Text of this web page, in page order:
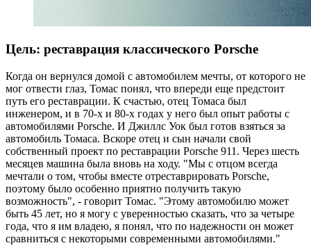
Цель: реставрация классического Porsche
Когда он вернулся домой с автомобилем мечты, от которого не
мог отвести глаз, Томас понял, что впереди еще предстоит
путь его реставрации. К счастью, отец Томаса был
инженером, и в 70-х и 80-х годах у него был опыт работы с
автомобилями Porsche. И Джиллс Уок был готов взяться за
автомобиль Томаса. Вскоре отец и сын начали свой
собственный проект по реставрации Porsche 911. Через шесть
месяцев машина была вновь на ходу. "Мы с отцом всегда
мечтали о том, чтобы вместе отреставрировать Porsche,
поэтому было особенно приятно получить такую
возможность", - говорит Томас. "Этому автомобилю может
быть 45 лет, но я могу с уверенностью сказать, что за четыре
года, что я им владею, я понял, что по надежности он может
сравниться с некоторыми современными автомобилями."